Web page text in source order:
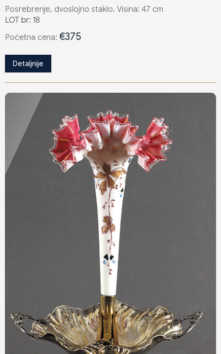
Posrebrenje, dvoslojno staklo. Visina: 47 cm
LOT br: 18
Poċetna cena: €375
Detaljnije